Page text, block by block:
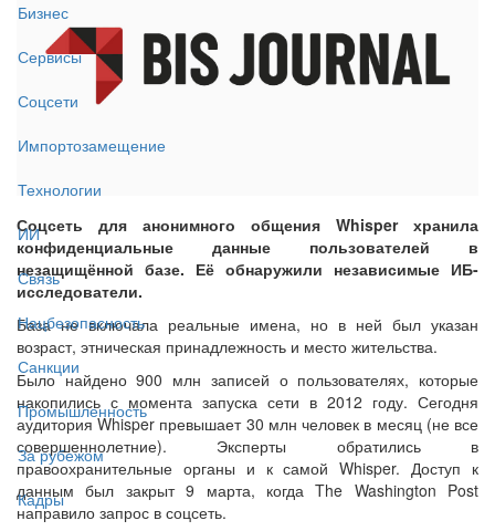
Бизнес
Сервисы
Соцсети
Импортозамещение
Технологии
ИИ
Связь
Нацбезопасность
Санкции
Промышленность
За рубежом
Кадры
Соцсеть для анонимного общения Whisper хранила
конфиденциальные данные пользователей в
незащищённой базе. Её обнаружили независимые ИБ-
исследователи.
База не включала реальные имена, но в ней был указан
возраст, этническая принадлежность и место жительства.
Было найдено 900 млн записей о пользователях, которые
накопились с момента запуска сети в 2012 году. Сегодня
аудитория Whisper превышает 30 млн человек в месяц (не все
совершеннолетние). Эксперты обратились в
правоохранительные органы и к самой Whisper. Доступ к
данным был закрыт 9 марта, когда The Washington Post
направило запрос в соцсеть.